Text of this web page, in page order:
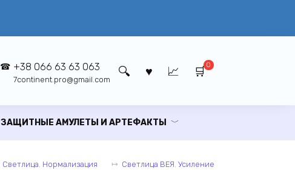
+38 066 63 63 063
7continent.pro@gmail.com
0
ЗАЩИТНЫЕ АМУЛЕТЫ И АРТЕФАКТЫ
Светлица. Нормализация
Светлица ВЕЯ. Усиление